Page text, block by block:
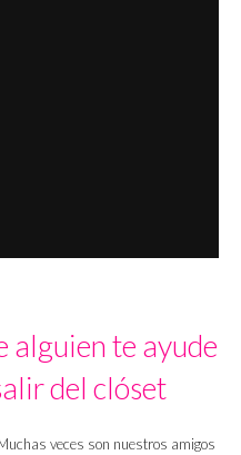
alguien te ayude
del clóset
veces son nuestros amigos